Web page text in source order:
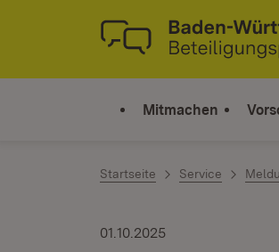
Zum Inhalt springen
Link zur Startseite
Mitmachen
Startseite Service
01.10.2025